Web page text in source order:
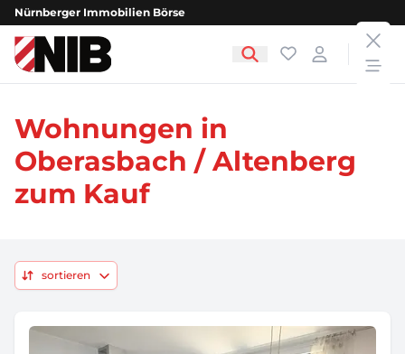
Nürnberger Immobilien Börse
NIB - Nürnberger Immobilien Börse Favoriten
Login
Wohnungen in
Oberasbach / Altenberg
zum Kauf
sortieren